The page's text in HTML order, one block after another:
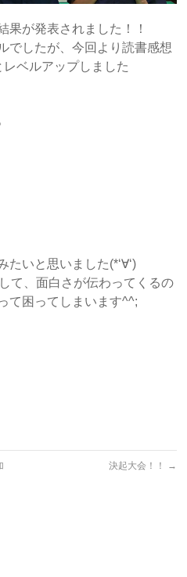
果が発表されました！！
でしたが、今回より読書感想
ベルアップしました
たいと思いました(*‘∀‘)
て、面白さが伝わってくるの
て困ってしまいます^^;
決起大会！！ →